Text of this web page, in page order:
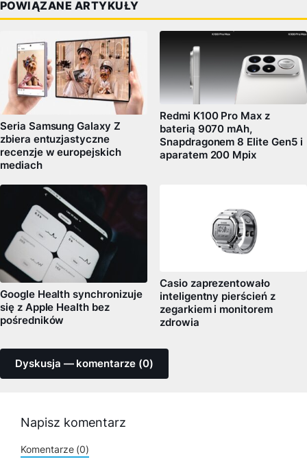
POWIĄZANE ARTYKUŁY
Seria Samsung Galaxy Z
zbiera entuzjastyczne
recenzje w europejskich
mediach
Redmi K100 Pro Max z
baterią 9070 mAh,
Snapdragonem 8 Elite Gen5 i
aparatem 200 Mpix
Google Health synchronizuje
się z Apple Health bez
pośredników
Casio zaprezentowało
inteligentny pierścień z
zegarkiem i monitorem
zdrowia
Dyskusja — komentarze (0)
Napisz komentarz
Komentarze (0)